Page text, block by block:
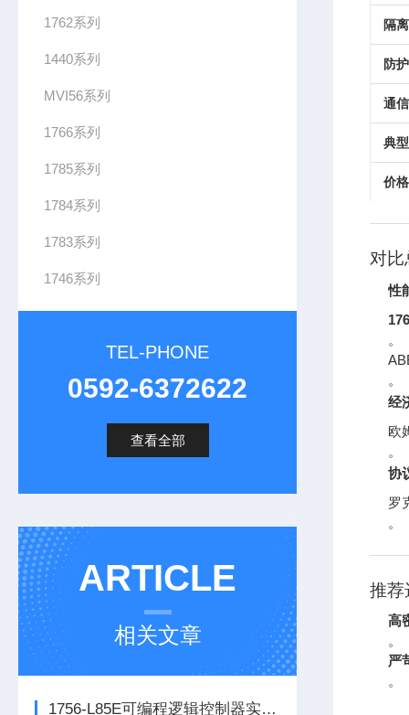
1762系列
1440系列
MVI56系列
1766系列
1785系列
1784系列
1783系列
1746系列
TEL-PHONE
0592-6372622
查看全部
ARTICLE
相关文章
1756-L85E可编程逻辑控制器实操应用常见问题分析及解决方法探讨
隔
防
通
典
价
对比
性
。
。
经
欧
。
协
罗
。
推荐
高
。
严
。